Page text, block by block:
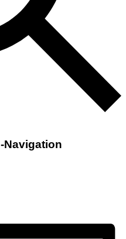
Navigation